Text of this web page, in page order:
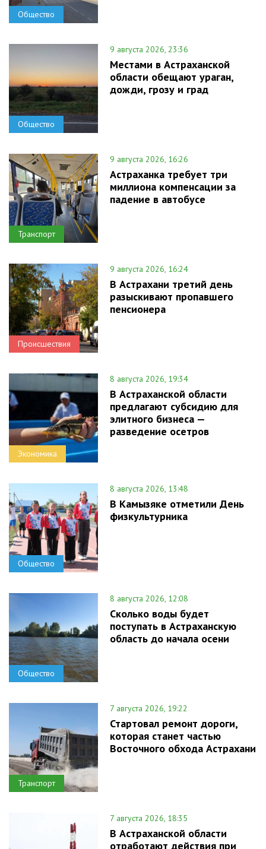
Общество
Общество
9 августа 2026, 23:36
Местами в Астраханской
области обещают ураган,
дожди, грозу и град
Транспорт
9 августа 2026, 16:26
Астраханка требует три
миллиона компенсации за
падение в автобусе
Происшествия
9 августа 2026, 16:24
В Астрахани третий день
разыскивают пропавшего
пенсионера
Экономика
8 августа 2026, 19:34
В Астраханской области
предлагают субсидию для
элитного бизнеса —
разведение осетров
Общество
8 августа 2026, 13:48
В Камызяке отметили День
физкультурника
Общество
8 августа 2026, 12:08
Сколько воды будет
поступать в Астраханскую
область до начала осени
Транспорт
7 августа 2026, 19:22
Стартовал ремонт дороги,
которая станет частью
Восточного обхода Астрахани
7 августа 2026, 18:35
В Астраханской области
отработают действия при